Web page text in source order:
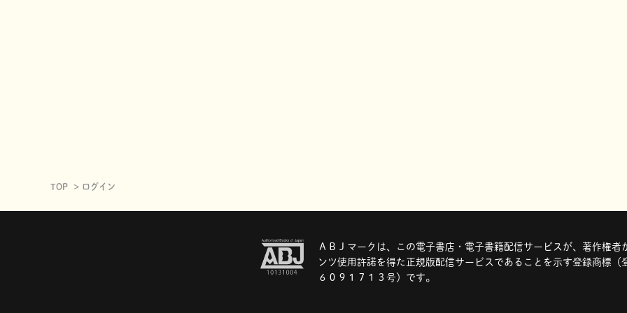
TOP ログイン
ＡＢＪマークは、この電子書店・電子書籍配信サービスが、著作権者
ンツ使用許諾を得た正規版配信サービスであることを示す登録商標（
６０９１７１３号）です。